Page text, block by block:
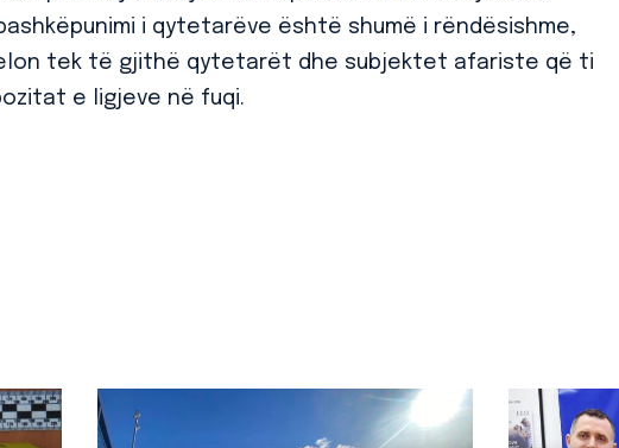
i qytetarëve është shumë i rëndësishme,
tek të gjithë qytetarët dhe subjektet afariste që ti
e ligjeve në fuqi.